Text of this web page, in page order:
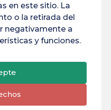
en este sitio. La
o la retirada del
negativamente a
y funciones.
Seminario
De Doctorado